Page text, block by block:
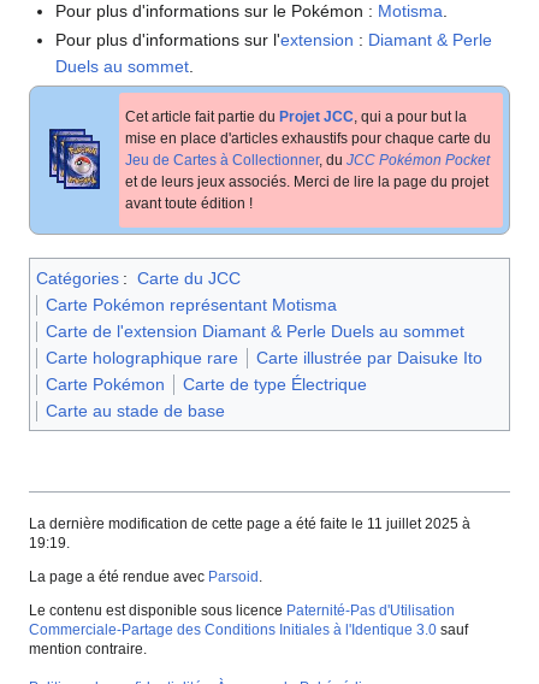
Pour plus d'informations sur le Pokémon : Motisma.
Pour plus d'informations sur l'extension : Diamant & Perle
Duels au sommet
Cet article fait partie du Projet JCC , qui a pour but la
mise en place d'articles exhaustifs pour chaque carte du
Jeu de Cartes à Collectionner, du JCC Pokémon Pocket
et de leurs jeux associés. Merci de lire la page du projet
avant toute édition !
Catégories : Carte du JCC
Carte Pokémon représentant Motisma
Carte de l'extension Diamant & Perle Duels au sommet
Carte holographique rare
Carte illustrée par Daisuke Ito
Carte Pokémon
Carte de type Électrique
Carte au stade de base
La dernière modification de cette page a été faite le 11 juillet 2025 à
19:19.
La page a été rendue avec Parsoid
Le contenu est disponible sous licence Paternité-Pas d'Utilisation
Commerciale-Partage des Conditions Initiales à l'Identique 3.0 sauf
mention contraire.